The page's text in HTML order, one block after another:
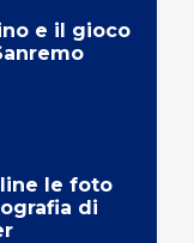
e il gioco
le foto
di